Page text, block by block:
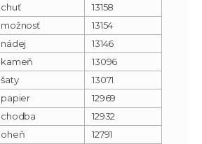
chuť
13158
možnosť
13154
nádej
13146
kameň
13096
šaty
13071
papier
12969
chodba
12932
oheň
12791